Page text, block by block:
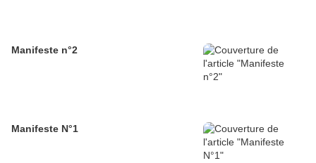
Manifeste n°2
Manifeste N°1